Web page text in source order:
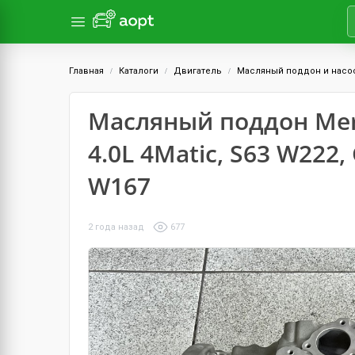
Главная Каталоги Двигатель Масляный поддон и
Масляный поддон
4.0L 4Matic, S63 W222,
W167
2 года назад 677